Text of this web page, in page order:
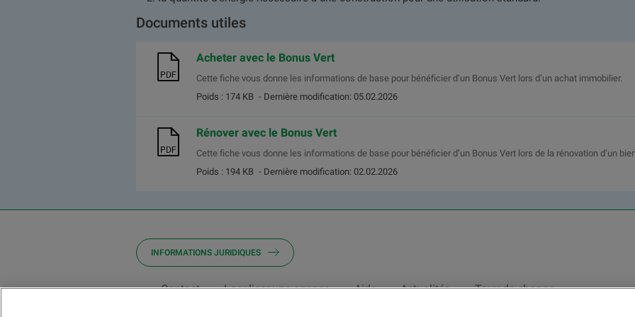
Documents utiles
Acheter avec le Bonus Vert
Cette fiche vous donne les informations de base pour bénéficier d’un Bonus Vert lors d’un achat immobilier.
Poids : 174 KB - Dernière modification: 05.02.2026
Rénover avec le Bonus Vert
Cette fiche vous donne les informations de base pour bénéficier d’un Bonus Vert lors de la rénovation d’un
Poids : 194 KB - Dernière modification: 02.02.2026
INFORMATIONS JURIDIQUES
Contact Localiser une agence Aide Actualités Taux de change